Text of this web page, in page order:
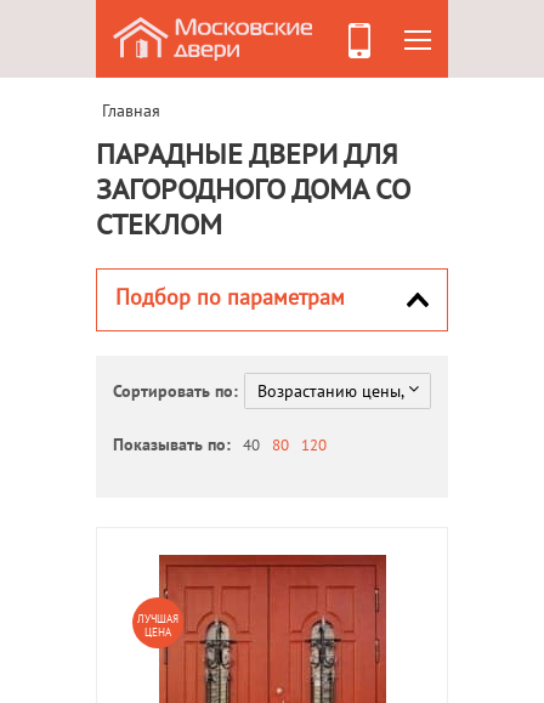
Главная
ПАРАДНЫЕ ДВЕРИ ДЛЯ
ЗАГОРОДНОГО ДОМА СО
СТЕКЛОМ
Подбор по параметрам
Сортировать по:
Показывать по: 40 80 120
ЛУЧШАЯ
ЦЕНА